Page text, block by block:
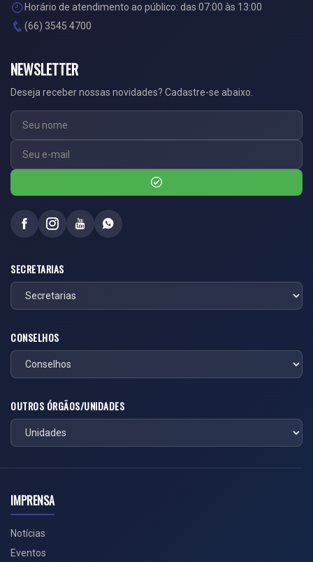
Horário de atendimento ao público: das 07:00 às 13:00
(66) 3545 4700
NEWSLETTER
Deseja receber nossas novidades? Cadastre-se abaixo.
SECRETARIAS
CONSELHOS
OUTROS ÓRGÃOS/UNIDADES
IMPRENSA
Notícias
Eventos